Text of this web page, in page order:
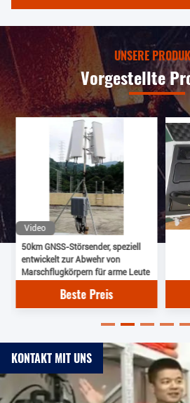
ein professionelles Testlabor.
UNSERE
Vorgestellte
Video
50km GNSS-Störsender, speziell
entwickelt zur Abwehr von
Marschflugkörpern für arme Leute
Beste Preis
KONTAKT MIT UNS